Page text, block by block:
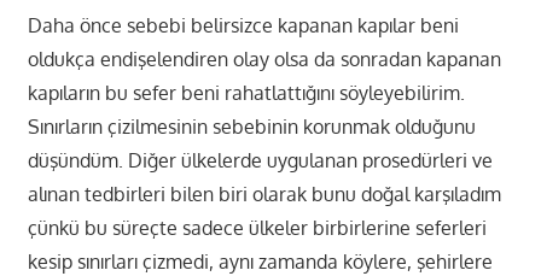
Daha önce sebebi belirsizce kapanan kapılar beni
oldukça endişelendiren olay olsa da sonradan kapanan
kapıların bu sefer beni rahatlattığını söyleyebilirim.
Sınırların çizilmesinin sebebinin korunmak olduğunu
düşündüm. Diğer ülkelerde uygulanan prosedürleri ve
alınan tedbirleri bilen biri olarak bunu doğal karşıladım
çünkü bu süreçte sadece ülkeler birbirlerine seferleri
kesip sınırları çizmedi, aynı zamanda köylere, şehirlere